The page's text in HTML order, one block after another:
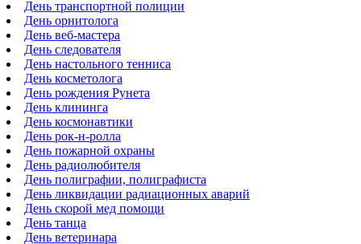
День транспортной полиции
День орнитолога
День веб-мастера
День следователя
День настольного тенниса
День косметолога
День рождения Рунета
День клининга
День космонавтики
День рок-н-ролла
День пожарной охраны
День радиолюбителя
День полиграфии, полиграфиста
День ликвидации радиационных аварий
День скорой мед помощи
День танца
День ветеринара